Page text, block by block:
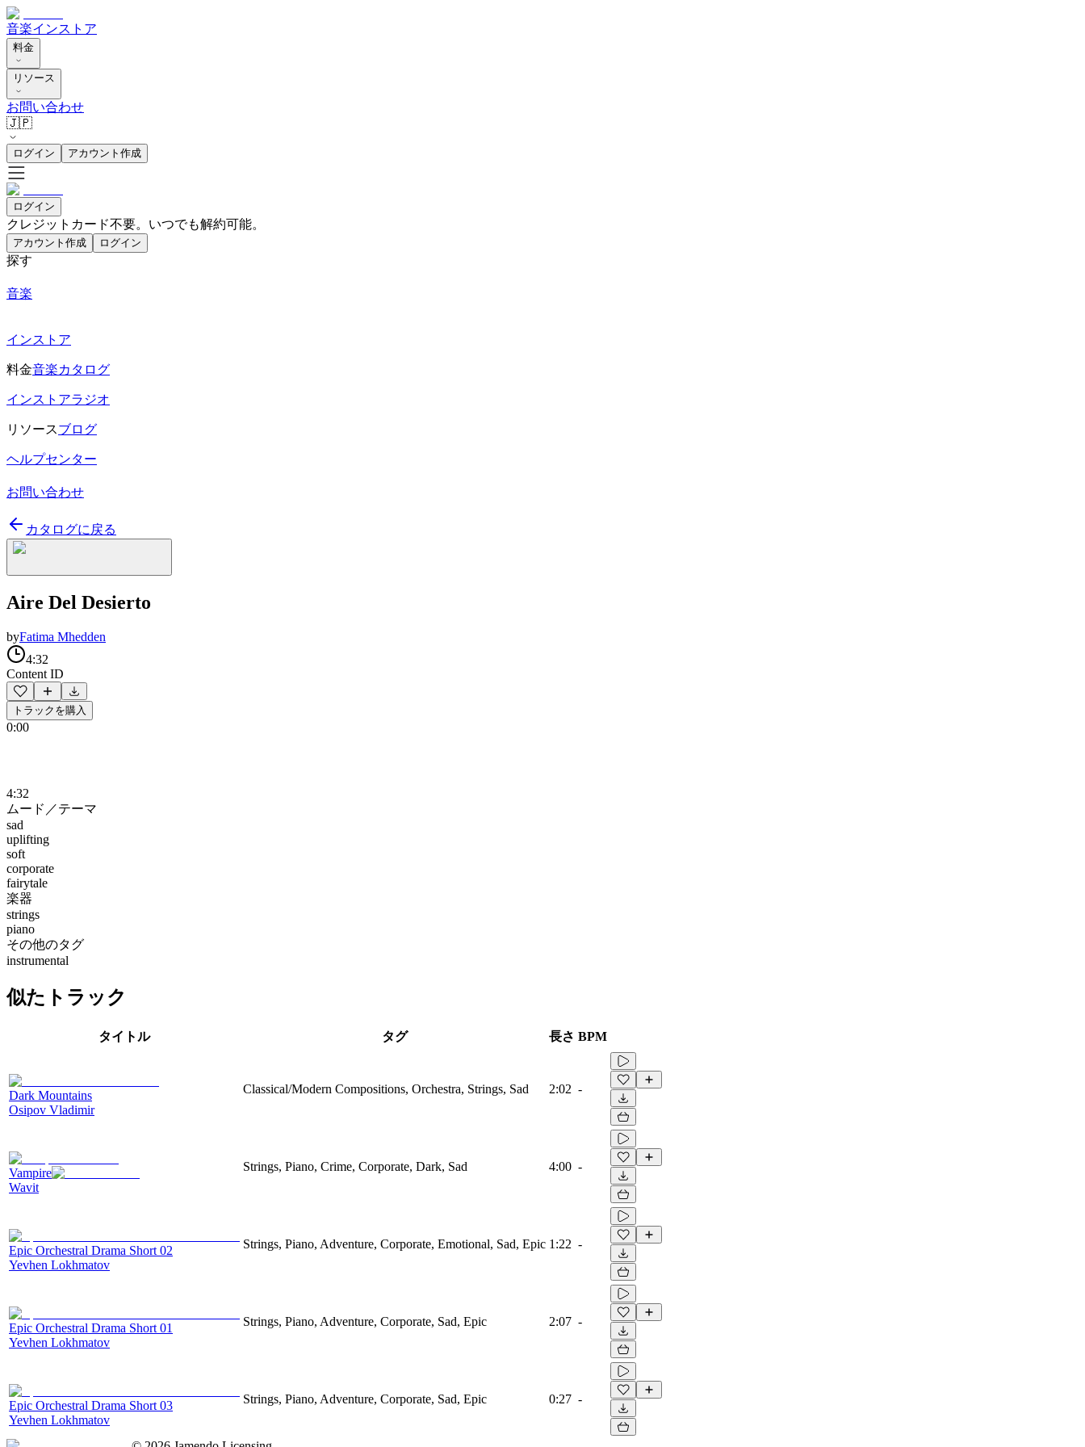
音楽インストア
料金
リソース
お問い合わせ
🇯🇵
ログイン アカウント作成
ログイン
クレジットカード不要。いつでも解約可能。
アカウント作成 ログイン
探す
音楽
インストア
料金音楽カタログ
インストアラジオ
リソースブログ
ヘルプセンター
お問い合わせ
カタログに戻る
Aire Del Desierto
byFatima Mhedden
4:32
Content ID
トラックを購入
0:00
4:32
ムード／テーマ
sad
uplifting
soft
corporate
fairytale
楽器
strings
piano
その他のタグ
instrumental
似たトラック
タイトル タグ 長さ BPM
Dark Mountains
Osipov Vladimir
Classical/Modern Compositions, Orchestra, Strings, Sad 2:02 -
Vampire
Wavit
Strings, Piano, Crime, Corporate, Dark, Sad 4:00 -
Epic Orchestral Drama Short 02
Yevhen Lokhmatov
Strings, Piano, Adventure, Corporate, Emotional, Sad, Epic 1:22 -
Epic Orchestral Drama Short 01
Yevhen Lokhmatov
Strings, Piano, Adventure, Corporate, Sad, Epic 2:07 -
Epic Orchestral Drama Short 03
Yevhen Lokhmatov
Strings, Piano, Adventure, Corporate, Sad, Epic 0:27 -